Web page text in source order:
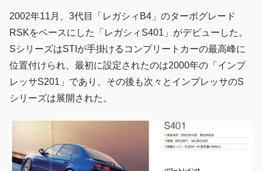
2002年11月、3代目「レガシィB4」のターボグレード
RSKをベースにした「レガシィS401」がデビューした。
SシリーズはSTIが手掛けるコンプリートカーの最高峰に
位置付けられ、最初に設定されたのは2000年の「インプ
レッサS201」であり、その後も次々とインプレッサのS
シリーズは展開された。